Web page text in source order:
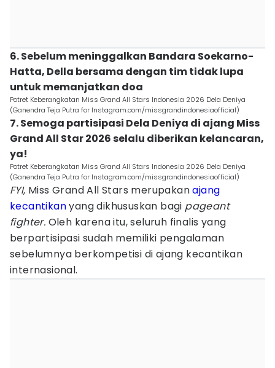
6. Sebelum meninggalkan Bandara Soekarno-
Hatta, Della bersama dengan tim tidak lupa
untuk memanjatkan doa
Potret Keberangkatan Miss Grand All Stars Indonesia 2026 Dela Deniya
(Ganendra Teja Putra for Instagram.com/missgrandindonesiaofficial)
7. Semoga partisipasi Dela Deniya di ajang Miss
Grand All Star 2026 selalu diberikan kelancaran,
ya!
Potret Keberangkatan Miss Grand All Stars Indonesia 2026 Dela Deniya
(Ganendra Teja Putra for Instagram.com/missgrandindonesiaofficial)
FYI, Miss Grand All Stars merupakanajang
kecantikanyang dikhususkan bagi pageant
fighter. Oleh karena itu, seluruh finalis yang
berpartisipasi sudah memiliki pengalaman
sebelumnya berkompetisi di ajang kecantikan
internasional.